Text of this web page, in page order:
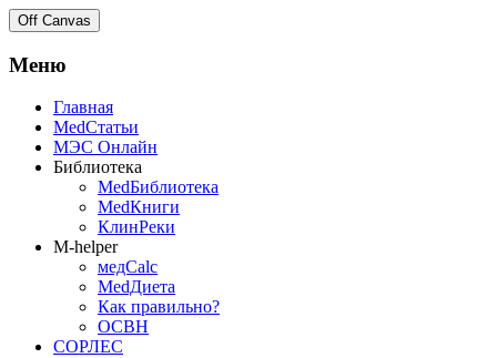
Off Canvas
Меню
Главная
MedСтатьи
МЭС Онлайн
Библиотека
MedБиблиотека
MedКниги
КлинРеки
M-helper
медCalc
MedДиета
Как правильно?
ОСВН
СОРЛЕС